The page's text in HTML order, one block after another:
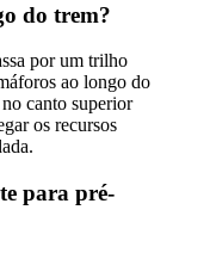
do trem?
por um trilho
ao longo do
canto superior
os recursos
para pré-